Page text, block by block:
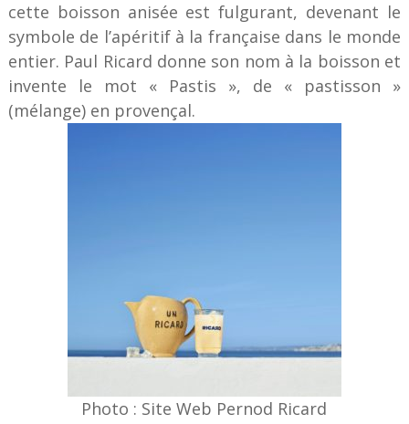
cette boisson anisée est fulgurant, devenant le
symbole de l’apéritif à la française dans le monde
entier. Paul Ricard donne son nom à la boisson et
invente le mot « Pastis », de « pastisson »
(mélange) en provençal.
Photo : Site Web Pernod Ricard